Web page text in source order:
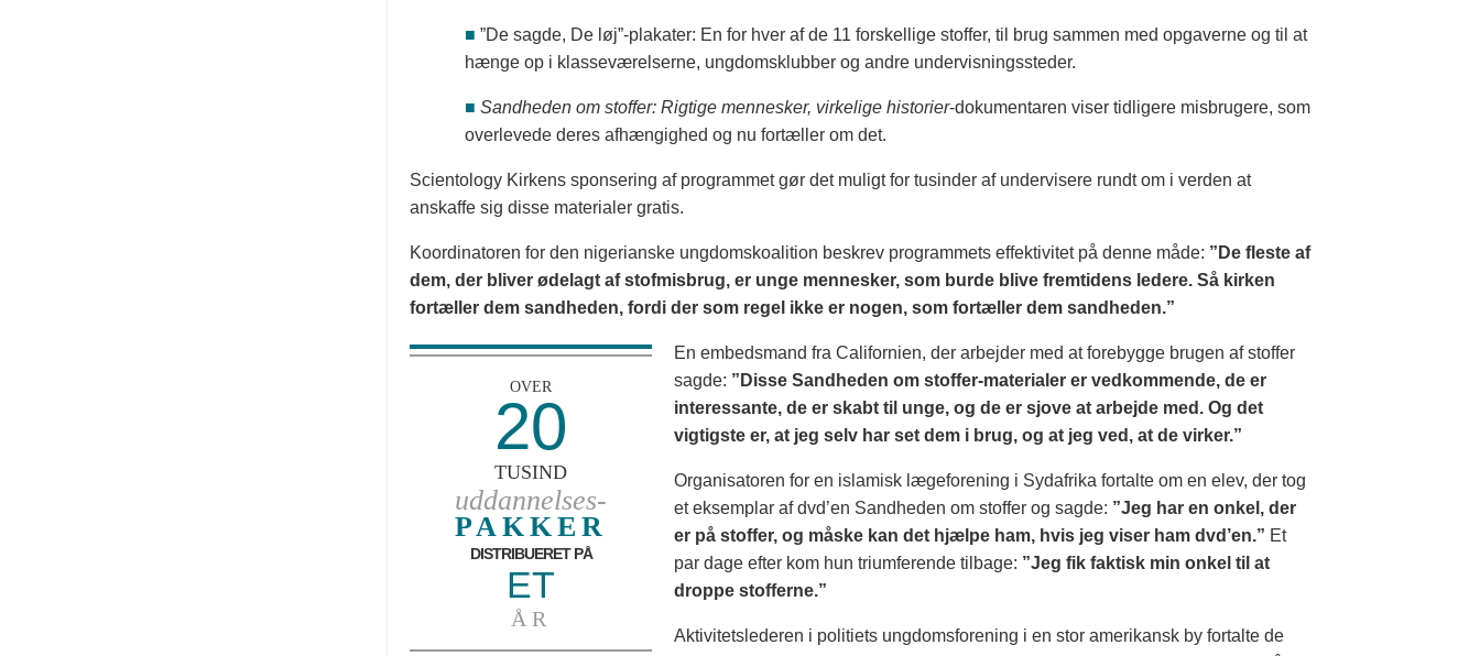
■ ”De sagde, De løj”-plakater: En for hver af de 11 forskellige stoffer, til brug sammen med opgaverne og til at
hænge op i klasseværelserne, ungdomsklubber og andre undervisningssteder.
■ Sandheden om stoffer: Rigtige mennesker, virkelige historier-dokumentaren viser tidligere misbrugere, som
overlevede deres afhængighed og nu fortæller om det.
Scientology Kirkens sponsering af programmet gør det muligt for tusinder af undervisere rundt om i verden at
anskaffe sig disse materialer gratis.
Koordinatoren for den nigerianske ungdomskoalition beskrev programmets effektivitet på denne måde: ”De fleste af
dem, der bliver ødelagt af stofmisbrug, er unge mennesker, som burde blive fremtidens ledere. Så kirken
fortæller dem sandheden, fordi der som regel ikke er nogen, som fortæller dem sandheden.”
OVER
20
TUSIND
uddannelses-
PAKKER
DISTRIBUERET PÅ
ET
ÅR
En embedsmand fra Californien, der arbejder med at forebygge brugen af stoffer
sagde: ”Disse Sandheden om stoffer-materialer er vedkommende, de er
interessante, de er skabt til unge, og de er sjove at arbejde med. Og det
vigtigste er, at jeg selv har set dem i brug, og at jeg ved, at de virker.”
Organisatoren for en islamisk lægeforening i Sydafrika fortalte om en elev, der tog
et eksemplar af dvd’en Sandheden om stoffer og sagde: ”Jeg har en onkel, der
er på stoffer, og måske kan det hjælpe ham, hvis jeg viser ham dvd’en.” Et
par dage efter kom hun triumferende tilbage: ”Jeg fik faktisk min onkel til at
droppe stofferne.”
Aktivitetslederen i politiets ungdomsforening i en stor amerikansk by fortalte de